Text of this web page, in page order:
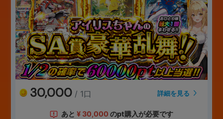
30,000 / 1口 詳細を見る
あと ¥ 30,000 のpt購入が必要です